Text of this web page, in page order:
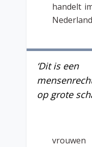
handelt
‘Dit is een
op grote